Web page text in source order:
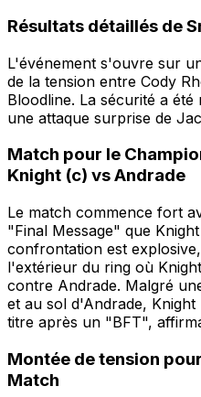
Résultats détaillés de
L'événement s'ouvre sur
de la tension entre Cody
Bloodline. La sécurité a
une attaque surprise de
Match pour le
Knight (c) vs Andrade
Le match commence fort
"Final Message" que
confrontation est
l'extérieur du ring où
contre Andrade. Malgré
et au sol d'Andrade,
titre après un "BFT",
Montée de tension
Match